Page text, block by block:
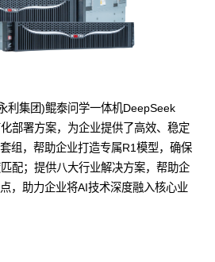
利集团)鲲泰问学一体机DeepSeek
部署方案，为企业提供了高效、稳定
组，帮助企业打造专属R1模型，确保
配；提供八大行业解决方案，帮助企
，助力企业将AI技术深度融入核心业